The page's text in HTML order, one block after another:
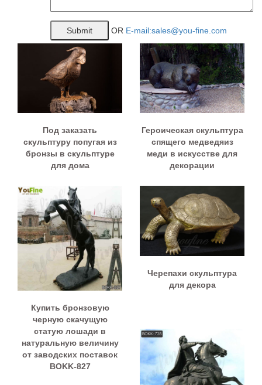
OR E-mail:sales@you-fine.com
Под заказать
скульптуру попугая из
бронзы в скульптуре
для дома
Героическая скульптура
спящего медведяиз
меди в искусстве для
декорации
Купить бронзовую
черную скачущую
статую лошади в
натуральную величину
от заводских поставок
BOKK-827
Черепахи скульптура
для декора